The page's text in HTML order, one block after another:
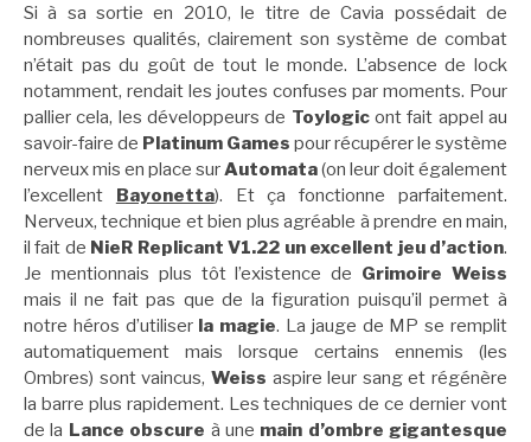
Si à sa sortie en 2010, le titre de Cavia possédait de
nombreuses qualités, clairement son système de combat
n’était pas du goût de tout le monde. L’absence de lock
notamment, rendait les joutes confuses par moments. Pour
pallier cela, les développeurs de Toylogicont fait appel au
savoir-faire de Platinum Games pour récupérer le système
nerveux mis en place surAutomata(on leur doit également
l’excellent Bayonetta). Et ça fonctionne parfaitement.
Nerveux, technique et bien plus agréable à prendre en main,
il fait de NieR Replicant V1.22 un excellent jeu d’action.
Je mentionnais plus tôt l’existence de Grimoire Weiss
mais il ne fait pas que de la figuration puisqu’il permet à
notre héros d’utiliser la magie. La jauge de MP se remplit
automatiquement mais lorsque certains ennemis (les
Ombres) sont vaincus, Weiss aspire leur sang et régénère
la barre plus rapidement. Les techniques de ce dernier vont
de la Lance obscure à une main d’ombre gigantesque